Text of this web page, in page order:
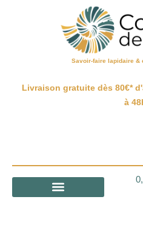
Savoir-faire lapidaire &
Livraison gratuite dès 80€*
à